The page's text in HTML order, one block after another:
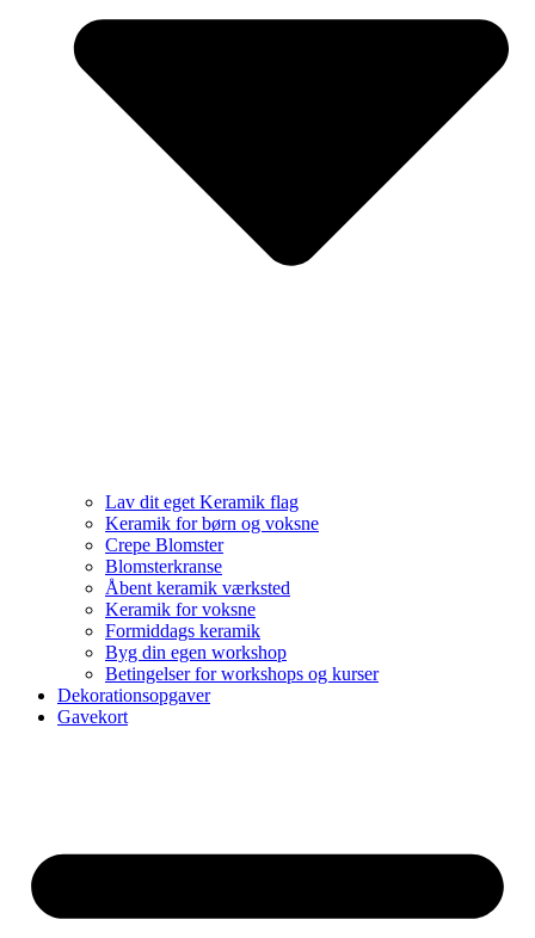
Lav dit eget Keramik flag
Keramik for børn og voksne
Crepe Blomster
Blomsterkranse
Åbent keramik værksted
Keramik for voksne
Formiddags keramik
Byg din egen workshop
Betingelser for workshops og kurser
Dekorationsopgaver
Gavekort